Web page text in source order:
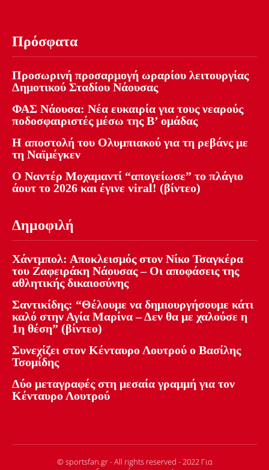
Πρόσφατα
Προσωρινή προσαρμογή ωραρίου λειτουργίας
Δημοτικού Σταδίου Νάουσας
ΦΑΣ Νάουσα: Νέα ευκαιρία για τους νεαρούς
ποδοσφαιριστές μέσω της Β’ ομάδας
Η αποστολή του Ολυμπιακού για τη ρεβάνς με
τη Ναϊμέγκεν
Ο Ναντέρ Μοχαμαντί “απογείωσε” το πλάγιο
άουτ το 2026 και έγινε viral! (βίντεο)
Δημοφιλή
Χάντμπολ: Αποκλεισμός στον Νίκο Τσαγκέρα
του Ζαφειράκη Νάουσας – Οι αποφάσεις της
αθλητικής δικαιοσύνης
Σαντικίδης: “Θέλουμε να δημιουργήσουμε κάτι
καλό στην Αγία Μαρίνα – Δεν θα με χαλούσε η
1η θέση” (βίντεο)
Συνεχίζει στον Κένταυρο Λουτρού ο Βασίλης
Τσομίδης
Δύο μεταγραφές στη μεσαία γραμμή για τον
Κένταυρο Λουτρού
© sportsfan.gr - All rights reserved - 2022 Για